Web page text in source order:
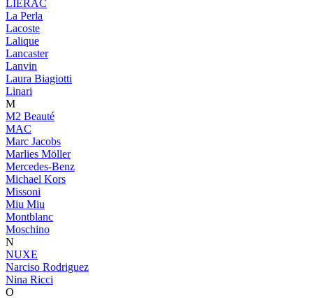
LIERAC
La Perla
Lacoste
Lalique
Lancaster
Lanvin
Laura Biagiotti
Linari
M
M2 Beauté
MAC
Marc Jacobs
Marlies Möller
Mercedes-Benz
Michael Kors
Missoni
Miu Miu
Montblanc
Moschino
N
NUXE
Narciso Rodriguez
Nina Ricci
O